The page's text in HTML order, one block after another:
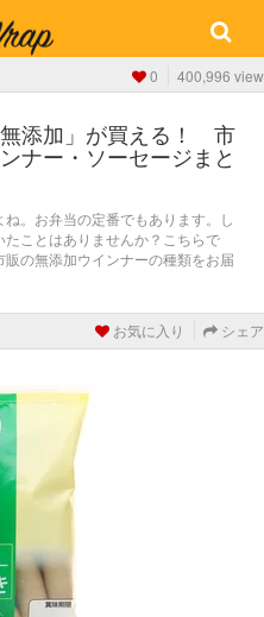
0 400,996 view
添加」が買える！ 市
ナー・ソーセージまと
。お弁当の定番でもあります。し
ことはありませんか？こちらで
の無添加ウインナーの種類をお届
お気に入り シェア